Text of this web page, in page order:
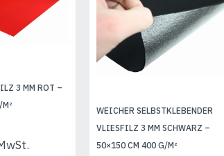
3 MM ROT –
WEICHER SELBSTKLEBENDER
VLIESFILZ 3 MM SCHWARZ –
50×150 CM 400 G/M²